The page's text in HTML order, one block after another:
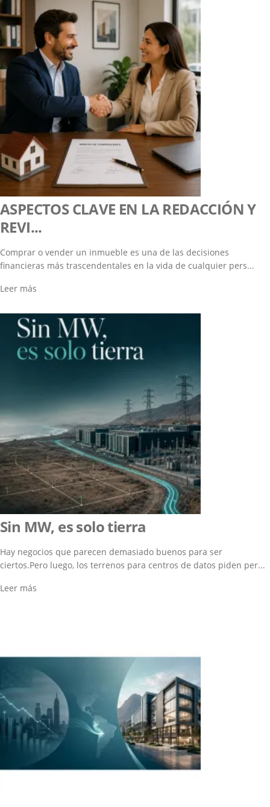
ASPECTOS CLAVE EN LA REDACCIÓN Y
REVI...
Comprar o vender un inmueble es una de las decisiones
financieras más trascendentales en la vida de cualquier pers...
Leer más
Sin MW, es solo tierra
Hay negocios que parecen demasiado buenos para ser
ciertos.Pero luego, los terrenos para centros de datos piden per...
Leer más